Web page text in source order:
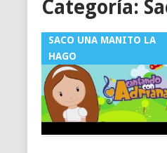
Categoría:
SACO UNA MANITO LA
HAGO